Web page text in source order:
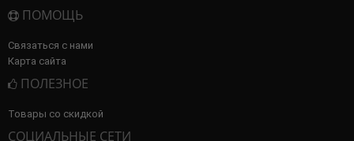
ПОМОЩЬ
Связаться с нами
Карта сайта
ПОЛЕЗНОЕ
Товары со скидкой
СОЦИАЛЬНЫЕ СЕТИ